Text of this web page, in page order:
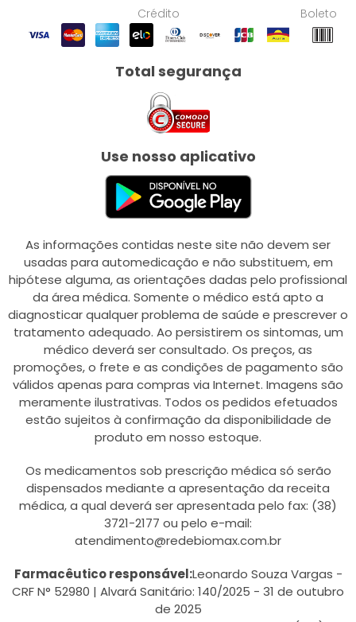
Crédito Boleto
Total segurança
Use nosso aplicativo
As informações contidas neste site não devem ser
usadas para automedicação e não substituem, em
hipótese alguma, as orientações dadas pelo profissional
da área médica. Somente o médico está apto a
diagnosticar qualquer problema de saúde e prescrever o
tratamento adequado. Ao persistirem os sintomas, um
médico deverá ser consultado. Os preços, as
promoções, o frete e as condições de pagamento são
válidos apenas para compras via Internet. Imagens são
meramente ilustrativas. Todos os pedidos efetuados
estão sujeitos à confirmação da disponibilidade de
produto em nosso estoque.
Os medicamentos sob prescrição médica só serão
dispensados mediante a apresentação da receita
médica, a qual deverá ser apresentada pelo fax: (38)
3721-2177 ou pelo e-mail:
atendimento@redebiomax.com.br
Farmacêutico responsável:Leonardo Souza Vargas -
CRF N° 52980 | Alvará Sanitário: 140/2025 - 31 de outubro
de 2025